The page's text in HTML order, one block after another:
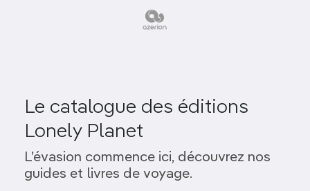
Le catalogue des éditions
Lonely Planet
L’évasion commence ici, découvrez nos
guides et livres de voyage.